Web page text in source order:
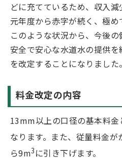
どに充てているため、収入
元年度から赤字が続く、極め
このような状況から、今後の
安全で安心な水道水の提供
を改定することになりました。
料金改定の内容
13mm以上の口径の基本料
なります。また、従量料金
ら9m3 に引き下げます。